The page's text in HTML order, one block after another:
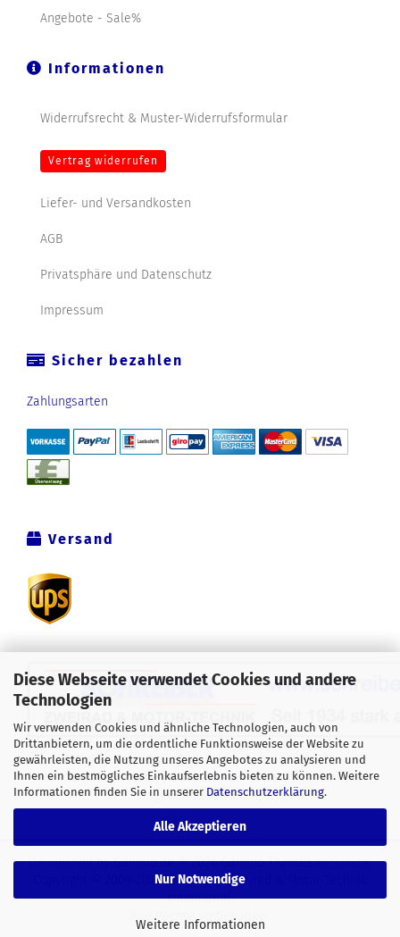
Diese Webseite verwendet Cookies und andere
Technologien
Wir verwenden Cookies und ähnliche Technologien, auch von
Drittanbietern, um die ordentliche Funktionsweise der Website zu
gewährleisten, die Nutzung unseres Angebotes zu analysieren und
Ihnen ein bestmögliches Einkaufserlebnis bieten zu können. Weitere
Informationen finden Sie in unserer Datenschutzerklärung.
Alle Akzeptieren
Nur Notwendige
Weitere Informationen
Angebote - Sale%
Informationen
Widerrufsrecht & Muster-Widerrufsformular
Vertrag widerrufen
Liefer- und Versandkosten
AGB
Privatsphäre und Datenschutz
Impressum
Sicher bezahlen
Zahlungsarten
Versand
Alle Preise verstehen sich inklusive der gesetzlichen
Mehrwertsteuer, zzgl.Versandkostensoweit nicht anders
gekennzeichnet.
Onlineshopby Gambio.de © 2026 Gambio ThemesXycons.de
Copyright © 2009-2024 [Schreiber Zweirad & Motor-Technik
Mannheim].
Alle Rechte vorbehalten.